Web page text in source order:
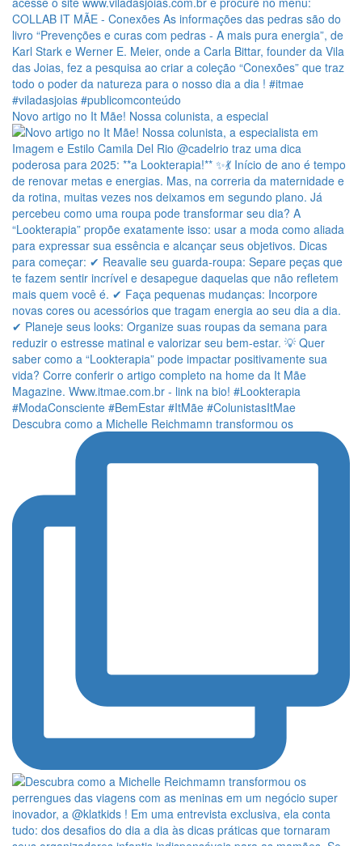
Novo artigo no It Mãe! Nossa colunista, a especial
Descubra como a Michelle Reichmamn transformou os